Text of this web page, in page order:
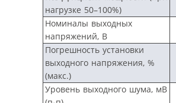
нагрузке 50–100%)
Номиналы выходных
напряжений, В
Погрешность установки
выходного напряжения, %
(макс.)
Уровень выходного шума, мВ